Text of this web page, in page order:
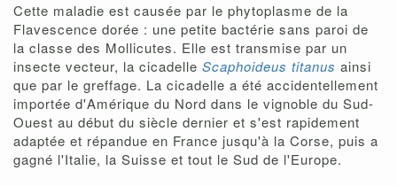
Cette maladie est causée par le phytoplasme de la
Flavescence dorée : une petite bactérie sans paroi de
la classe des Mollicutes. Elle est transmise par un
insecte vecteur, la cicadelle Scaphoideus titanus ainsi
que par le greffage. La cicadelle a été accidentellement
importée d'Amérique du Nord dans le vignoble du Sud-
Ouest au début du siècle dernier et s'est rapidement
adaptée et répandue en France jusqu'à la Corse, puis a
gagné l'Italie, la Suisse et tout le Sud de l'Europe.